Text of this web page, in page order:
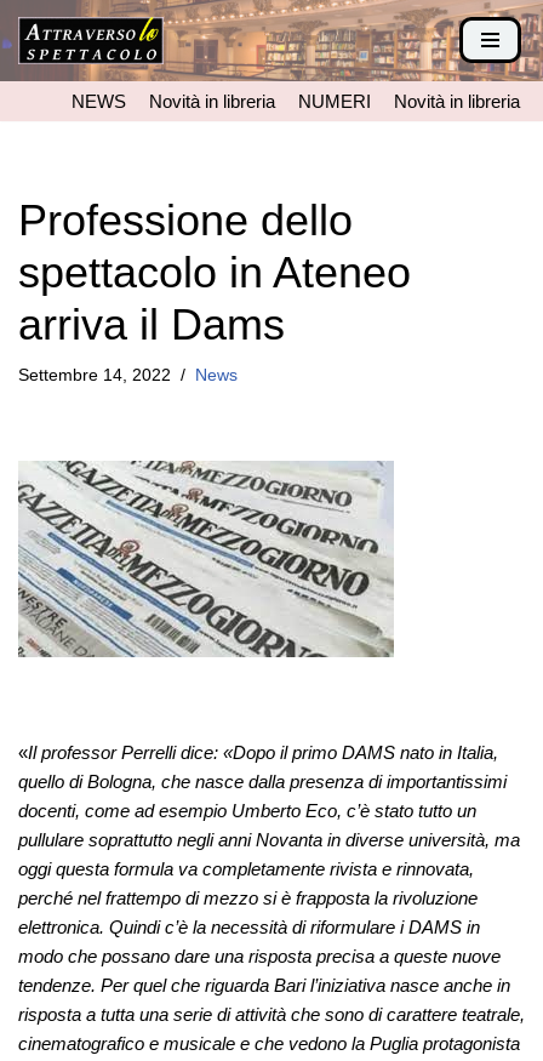
Vai
contenuto
NEWS Novità in libreria NUMERI Novità in libreria
Professione dello
spettacolo in Ateneo
arriva il Dams
Settembre 14, 2022 News
«Il professor Perrelli dice: «Dopo il primo DAMS nato in Italia,
quello di Bologna, che nasce dalla presenza di importantissimi
docenti, come ad esempio Umberto Eco, c’è stato tutto un
pullulare soprattutto negli anni Novanta in diverse università, ma
oggi questa formula va completamente rivista e rinnovata,
perché nel frattempo di mezzo si è frapposta la rivoluzione
elettronica. Quindi c’è la necessità di riformulare i DAMS in
modo che possano dare una risposta precisa a queste nuove
tendenze. Per quel che riguarda Bari l’iniziativa nasce anche in
risposta a tutta una serie di attività che sono di carattere teatrale,
cinematografico e musicale e che vedono la Puglia protagonista